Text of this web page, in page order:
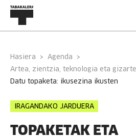
Hasiera
Agenda
Artea, zientzia, teknologia eta
datu topaketa: ikusezina ikusten
IRAGANDAKO JARDUERA
TOPAKETAK ETA